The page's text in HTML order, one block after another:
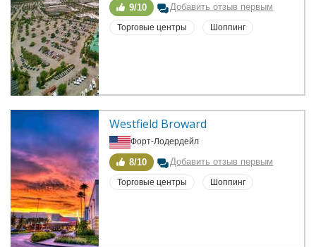
9/10 Добавить отзыв первым
Торговые центры Шоппинг
Westfield Broward
Форт-Лодердейл
8/10 Добавить отзыв первым
Торговые центры Шоппинг